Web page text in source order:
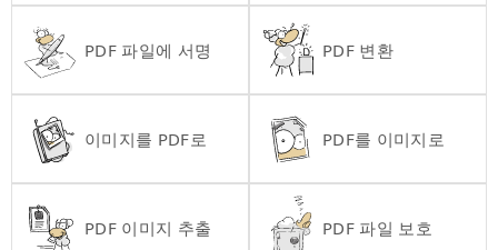
PDF 파일에 서명 PDF 변환
이미지를 PDF로 PDF를 이미지로
PDF 이미지 추출 PDF 파일 보호